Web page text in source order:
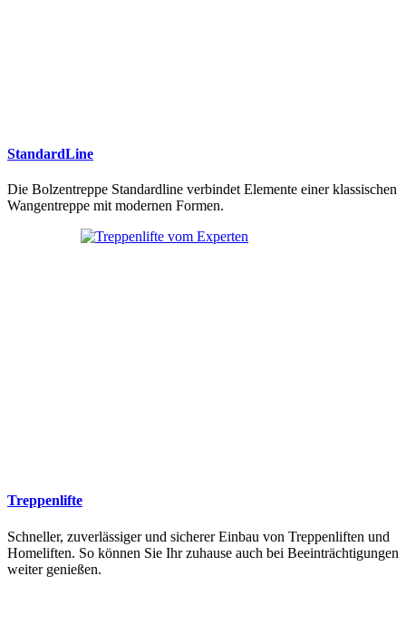
StandardLine
Die Bolzentreppe Standardline verbindet Elemente einer klassischen
Wangentreppe mit modernen Formen.
Treppenlifte
Schneller, zuverlässiger und sicherer Einbau von Treppenliften und
Homeliften. So können Sie Ihr zuhause auch bei Beeinträchtigungen
weiter genießen.